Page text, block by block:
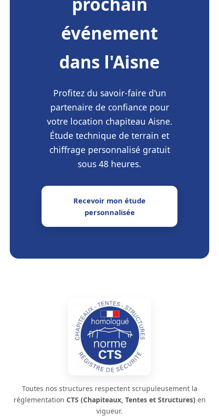
événement
dans l'Aisne
Profitez du savoir-faire d'un
partenaire de confiance pour
votre location chapiteau Aisne.
Étude technique de terrain et
chiffrage personnalisé gratuit
sous 48 heures.
Recevoir mon étude
personnalisée
Toutes nos structures respectent scrupuleusement la
réglementation CTS (Chapiteaux, Tentes et Structures) en
vigueur.